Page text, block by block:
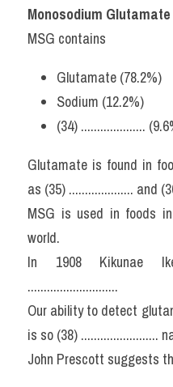
Monosodium Glutamate
MSG contains
Glutamate (78.2%)
Sodium (12.2%)
(34) ....................
Glutamate is found in
as (35) .................... and
MSG is used in foods
world.
In 1908 Kikunae
............................
Our ability to detect
is so (38) ........................
John Prescott suggests